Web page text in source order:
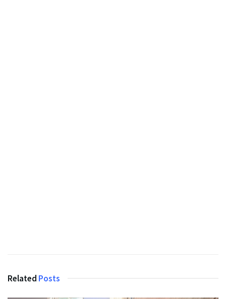
Related Posts